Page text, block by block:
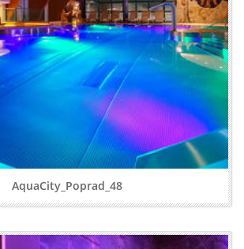
AquaCity_Poprad_48